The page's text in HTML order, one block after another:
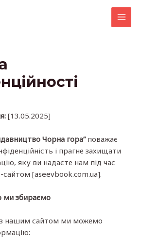
[13.05.2025]
Чорна гора”поважає
і прагне захищати
яку ви надаєте нам під час
[aseevbook.com.ua].
ми збираємо
з нашим сайтом ми можемо